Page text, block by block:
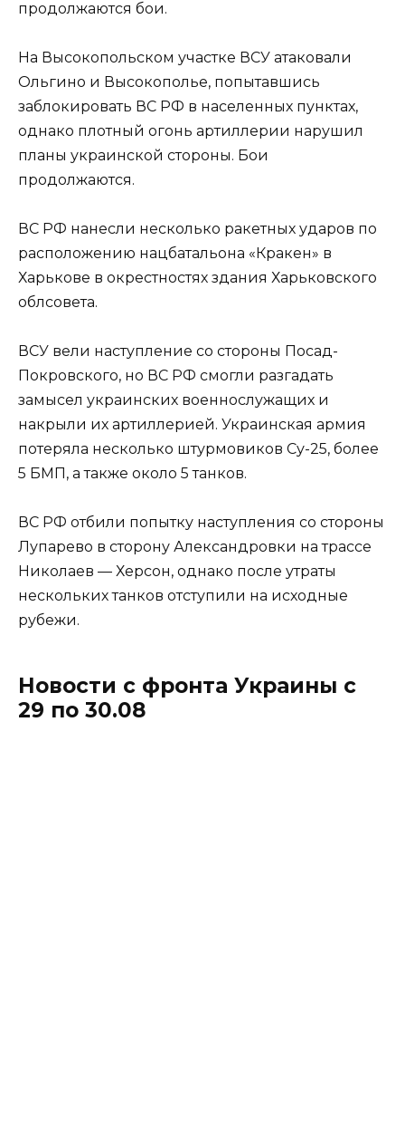
продолжаются бои.
На Высокопольском участке ВСУ атаковали
Ольгино и Высокополье, попытавшись
заблокировать ВС РФ в населенных пунктах,
однако плотный огонь артиллерии нарушил
планы украинской стороны. Бои
продолжаются.
ВС РФ нанесли несколько ракетных ударов по
расположению нацбатальона «Кракен» в
Харькове в окрестностях здания Харьковского
облсовета.
ВСУ вели наступление со стороны Посад-
Покровского, но ВС РФ смогли разгадать
замысел украинских военнослужащих и
накрыли их артиллерией. Украинская армия
потеряла несколько штурмовиков Су-25, более
5 БМП, а также около 5 танков.
ВС РФ отбили попытку наступления со стороны
Лупарево в сторону Александровки на трассе
Николаев — Херсон, однако после утраты
нескольких танков отступили на исходные
рубежи.
Новости с фронта Украины с
29 по 30.08